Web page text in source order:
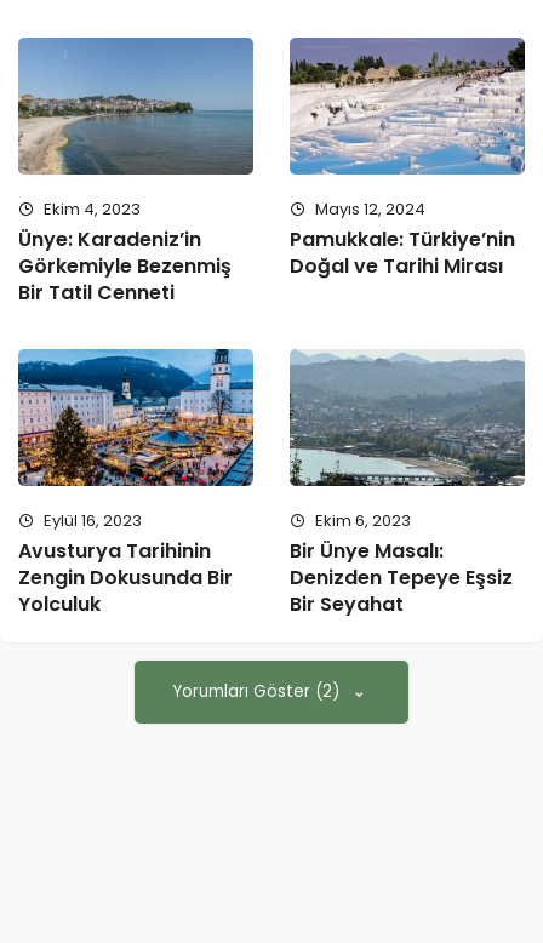
Ekim 4, 2023
Ünye: Karadeniz’in
Görkemiyle Bezenmiş
Bir Tatil Cenneti
Mayıs 12, 2024
Pamukkale: Türkiye’nin
Doğal ve Tarihi Mirası
Eylül 16, 2023
Avusturya Tarihinin
Zengin Dokusunda Bir
Yolculuk
Ekim 6, 2023
Bir Ünye Masalı:
Denizden Tepeye Eşsiz
Bir Seyahat
Yorumları Göster (2)